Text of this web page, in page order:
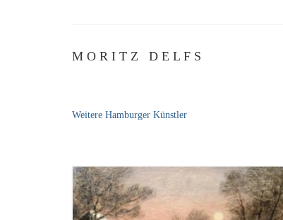
M O R I T Z D E L F S
Weitere Hamburger Künstler